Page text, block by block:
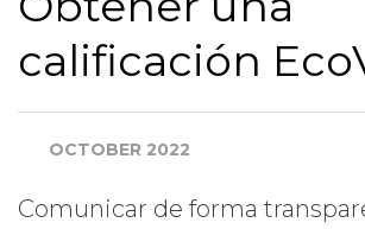
Cargo
calificación
OCTOBER 2022
Comunicar de forma